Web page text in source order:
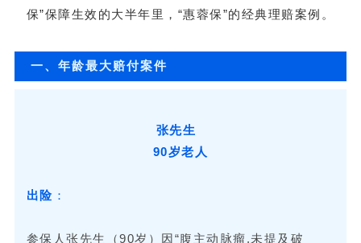
保”保障生效的大半年里，“惠蓉保”的经典理赔案例。
一、年龄最大赔付案件
张先生
90岁老人
出险 ：
参保人张先生（90岁）因“腹主动脉瘤,未提及破